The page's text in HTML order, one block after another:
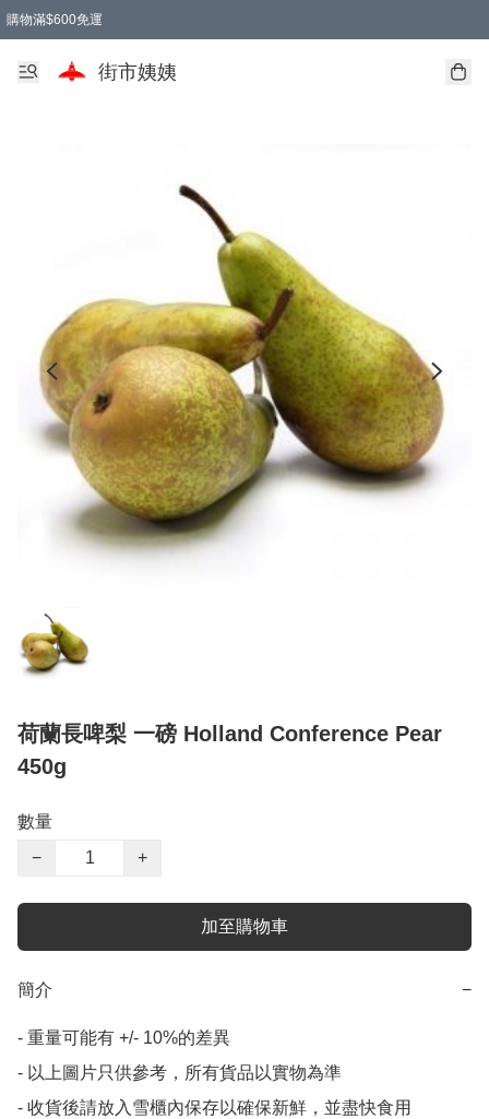
購物滿$600免運
街市姨姨
荷蘭長啤梨 一磅 Holland Conference Pear
450g
數量
−
+
加至購物車
簡介 −
- 重量可能有 +/- 10%的差異
- 以上圖片只供參考，所有貨品以實物為準
- 收貨後請放入雪櫃內保存以確保新鮮，並盡快食用